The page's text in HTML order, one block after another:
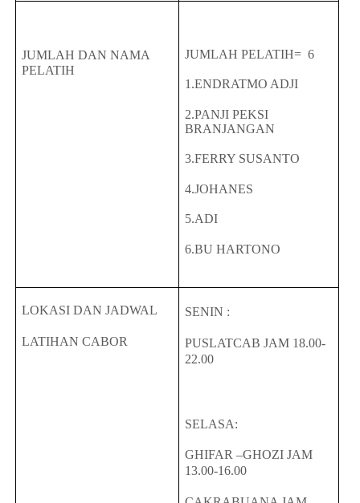
JUMLAH DAN NAMA
PELATIH
JUMLAH PELATIH= 6
1.ENDRATMO ADJI
2.PANJI PEKSI
BRANJANGAN
3.FERRY SUSANTO
4.JOHANES
5.ADI
6.BU HARTONO
LOKASI DAN JADWAL
LATIHAN CABOR
SENIN :
PUSLATCAB JAM 18.00-
22.00
SELASA:
GHIFAR –GHOZI JAM
13.00-16.00